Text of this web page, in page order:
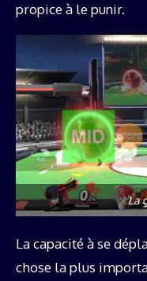
propice à le punir.
La
La capacité à se
chose la plus